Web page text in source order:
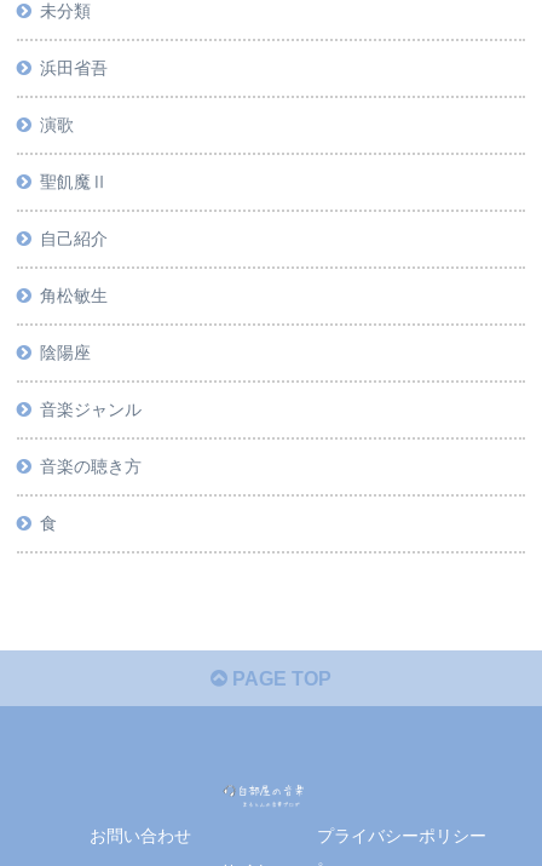
未分類
浜田省吾
演歌
聖飢魔Ⅱ
自己紹介
角松敏生
陰陽座
音楽ジャンル
音楽の聴き方
食
PAGE TOP
お問い合わせ
プライバシーポリシー